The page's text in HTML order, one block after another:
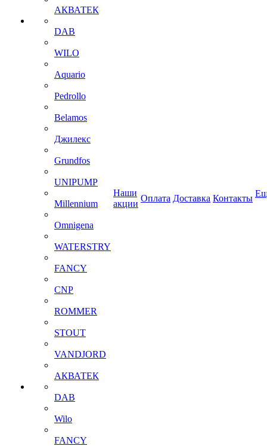
АКВАТЕК
DAB
WILO
Aquario
Pedrollo
Belamos
Джилекс
Grundfos
UNIPUMP
Millennium
Omnigena
WATERSTRY
FANCY
CNP
ROMMER
STOUT
VANDJORD
АКВАТЕК
DAB
Wilo
FANCY
Наши
акции
Оплата Доставка Контакты